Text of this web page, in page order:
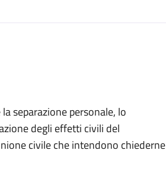
separazione personale, lo
degli effetti civili del
civile che intendono chiederne